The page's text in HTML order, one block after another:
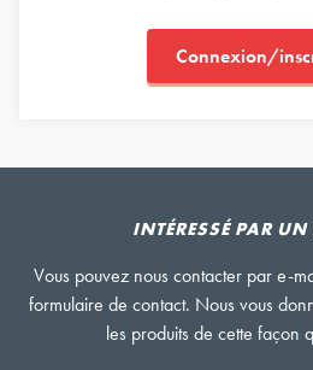
Connexion/
INTÉRESSÉ PAR
Vous pouvez nous contacter par e-
formulaire de contact. Nous vous
les produits de cette façon